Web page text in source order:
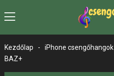
Kezdőlap - iPhone csengőhangok
BAZ+